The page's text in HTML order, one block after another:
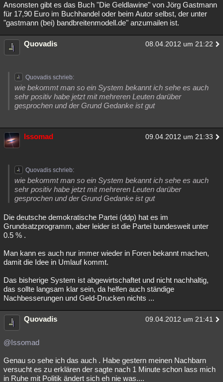
Ansonsten gibt es das Buch "Die Geldlawine" von Jörg Gastmann
für 17,90 Euro im Buchhandel oder beim Autor selbst, der unter
"gastmann (bei) bandbreitenmodell.de" anzumailen ist.
Quovadis 08.04.2012 um 21:22
Quovadis schrieb:
wie bekommt man so ein System bekannt ich sehe es auch
sehr positiv habe jetzt mit mehreren Leuten darüber
gesprochen und der Grund Gedanke ist gut
Issomad 09.04.2012 um 21:33
Quovadis schrieb:
wie bekommt man so ein System bekannt ich sehe es auch
sehr positiv habe jetzt mit mehreren Leuten darüber
gesprochen und der Grund Gedanke ist gut
Die deutsche demokratische Partei (ddp) hat es im
Grundsatzprogramm, aber leider ist die Partei bundesweit unter
0.5 % .
Man kann es auch nur immer wieder in Foren bekannt machen,
damit die Idee in Umlauf kommt.
Das bisherige System ist abgewirtschaftet und nicht nachhaltig,
das sollte langsam klar sein, da helfen auch ständige
Nachbesserungen und Geld-Drucken nichts ...
Quovadis 09.04.2012 um 21:41
@Issomad
Genau so sehe ich das auch . Habe gestern meinen Nachbarn
versucht es zu erklären der sagte nach 1 Minute schon lass mich
in Ruhe mit Politik ändert sich eh nie was....